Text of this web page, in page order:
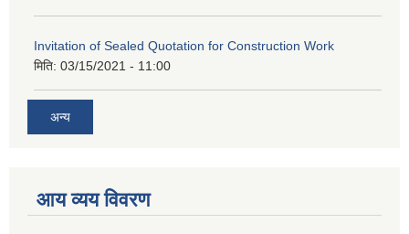
Invitation of Sealed Quotation for Construction Work
मिति: 03/15/2021 - 11:00
अन्य
आय व्यय विवरण